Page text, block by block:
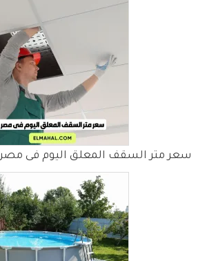
سعر متر السقف المعلق اليوم فى